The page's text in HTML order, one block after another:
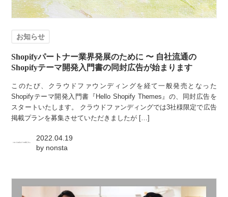
お知らせ
Shopifyパートナー業界発展のために 〜 自社流通の
Shopifyテーマ開発入門書の同封広告が始まります
このたび、クラウドファウンディングを経て一般発売となった
Shopifyテーマ開発入門書『Hello Shopify Themes』の、同封広告を
スタートいたします。 クラウドファンディングでは3社様限定で広告
掲載プランを募集させていただきましたが […]
2022.04.19
by nonsta